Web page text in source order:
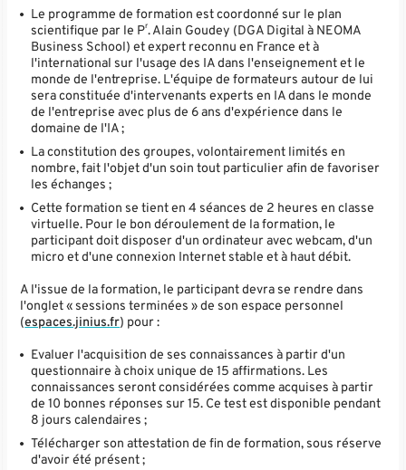
Le programme de formation est coordonné sur le plan
scientifique par le Pr. Alain Goudey (DGA Digital à NEOMA
Business School) et expert reconnu en France et à
l'international sur l'usage des IA dans l'enseignement et le
monde de l'entreprise. L'équipe de formateurs autour de lui
sera constituée d'intervenants experts en IA dans le monde
de l'entreprise avec plus de 6 ans d'expérience dans le
domaine de l'IA ;
La constitution des groupes, volontairement limités en
nombre, fait l'objet d'un soin tout particulier afin de favoriser
les échanges ;
Cette formation se tient en 4 séances de 2 heures en classe
virtuelle. Pour le bon déroulement de la formation, le
participant doit disposer d'un ordinateur avec webcam, d'un
micro et d'une connexion Internet stable et à haut débit.
A l'issue de la formation, le participant devra se rendre dans
l'onglet « sessions terminées » de son espace personnel
(espaces.jinius.fr) pour :
Evaluer l'acquisition de ses connaissances à partir d'un
questionnaire à choix unique de 15 affirmations. Les
connaissances seront considérées comme acquises à partir
de 10 bonnes réponses sur 15. Ce test est disponible pendant
8 jours calendaires ;
Télécharger son attestation de fin de formation, sous réserve
d'avoir été présent ;